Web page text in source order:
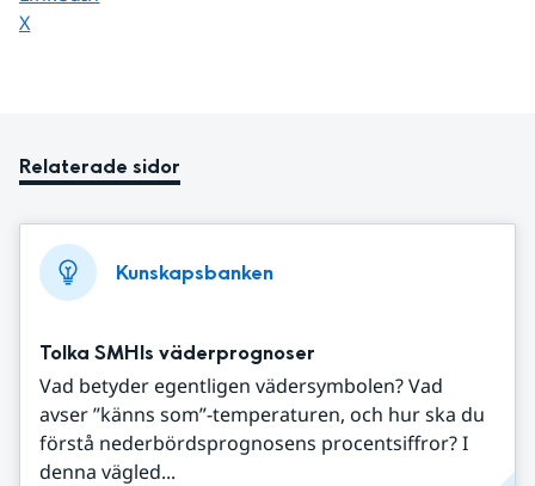
Dela sidan på
X
Relaterade sidor
Kunskapsbanken
Tolka SMHIs väderprognoser
Vad betyder egentligen vädersymbolen? Vad
avser ”känns som”-temperaturen, och hur ska du
förstå nederbördsprognosens procentsiffror? I
denna vägled...